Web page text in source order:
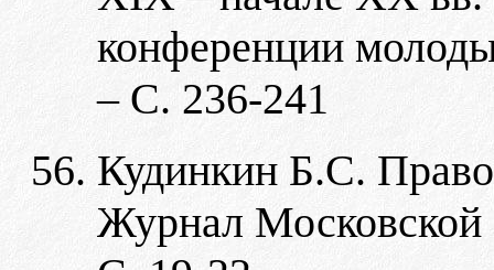
конференции
– С. 236-241
Кудинкин Б.С.
Журнал